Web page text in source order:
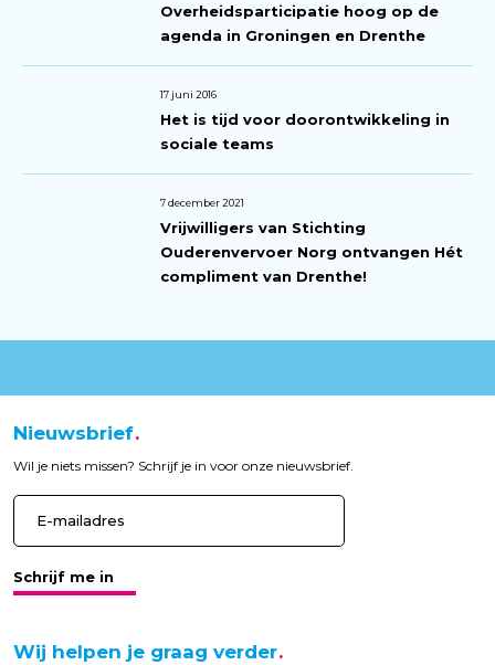
Overheidsparticipatie hoog op de
agenda in Groningen en Drenthe
17 juni 2016
Het is tijd voor doorontwikkeling in
sociale teams
7 december 2021
Vrijwilligers van Stichting
Ouderenvervoer Norg ontvangen Hét
compliment van Drenthe!
Wij helpen je graag verder
Nieuwsbrief
Wil je niets missen? Schrijf je in voor onze nieuwsbrief.
Schrijf me in